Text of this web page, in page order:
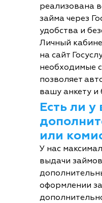
реализована
займа через
удобства и
Личный
на сайт
необходимые
позволяет
вашу анкету и
Есть ли у
или
У нас
выдачи
оформлении